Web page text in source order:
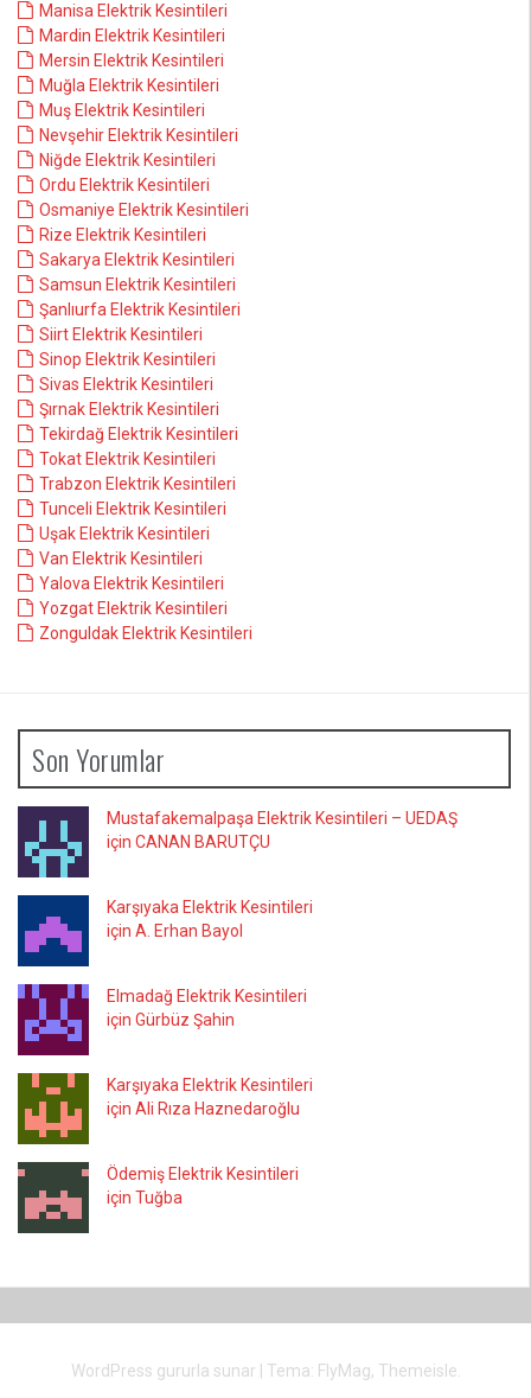
Manisa Elektrik Kesintileri
Mardin Elektrik Kesintileri
Mersin Elektrik Kesintileri
Muğla Elektrik Kesintileri
Muş Elektrik Kesintileri
Nevşehir Elektrik Kesintileri
Niğde Elektrik Kesintileri
Ordu Elektrik Kesintileri
Osmaniye Elektrik Kesintileri
Rize Elektrik Kesintileri
Sakarya Elektrik Kesintileri
Samsun Elektrik Kesintileri
Şanlıurfa Elektrik Kesintileri
Siirt Elektrik Kesintileri
Sinop Elektrik Kesintileri
Sivas Elektrik Kesintileri
Şırnak Elektrik Kesintileri
Tekirdağ Elektrik Kesintileri
Tokat Elektrik Kesintileri
Trabzon Elektrik Kesintileri
Tunceli Elektrik Kesintileri
Uşak Elektrik Kesintileri
Van Elektrik Kesintileri
Yalova Elektrik Kesintileri
Yozgat Elektrik Kesintileri
Zonguldak Elektrik Kesintileri
Son Yorumlar
Mustafakemalpaşa Elektrik Kesintileri – UEDAŞ
için CANAN BARUTÇU
Karşıyaka Elektrik Kesintileri
için A. Erhan Bayol
Elmadağ Elektrik Kesintileri
için Gürbüz Şahin
Karşıyaka Elektrik Kesintileri
için Ali Rıza Haznedaroğlu
Ödemiş Elektrik Kesintileri
için Tuğba
WordPress gururla sunar Tema: FlyMag, Themeisle.